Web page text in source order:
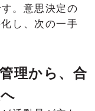
す。意思決定の
し、次の一手
理から、合